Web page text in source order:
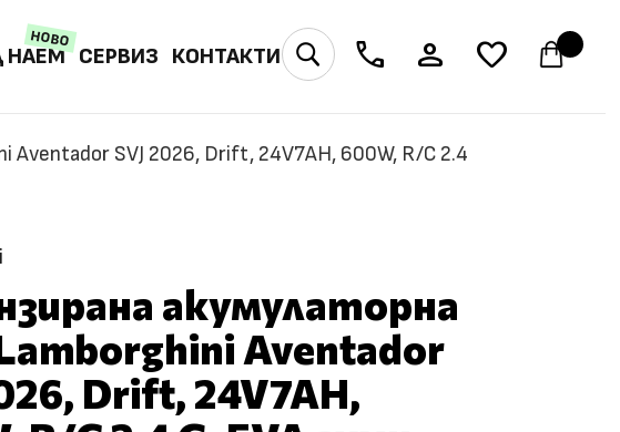
phone person favorite
U
НАЕМ
НОВО
СЕРВИЗ КОНТАКТИ
Aventador SVJ 2026, Drift, 24V7AH, 600W, R/C 2.4
акумулаторна
Aventador
Drift, 24V7AH,